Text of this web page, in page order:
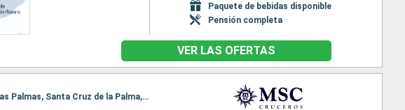
Paquete de bebidas disponible
Pensión completa
VER LAS OFERTAS
Itinerario : Santa Cruz de Tenerife, Puerto del Rosario, Funchal, Arrecife, Las Palmas, Santa Cruz de la Palma, Santa Cruz de Tenerife